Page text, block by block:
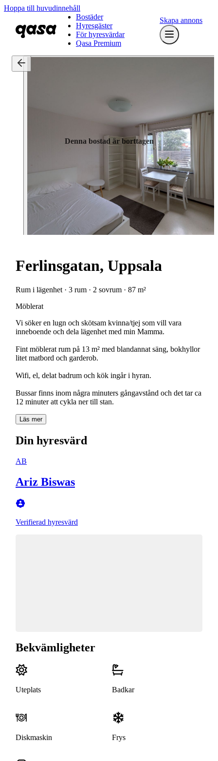
Hoppa till huvudinnehåll
Bostäder
Hyresgäster
För hyresvärdar
Qasa Premium
Skapa annons
Denna bostad är borttagen
Ferlinsgatan, Uppsala
Rum i lägenhet · 3 rum · 2 sovrum · 87 m²
Möblerat
Vi söker en lugn och skötsam kvinna/tjej som vill vara
inneboende och dela lägenhet med min Mamma.
Fint möblerat rum på 13 m² med blandannat säng, bokhyllor
litet matbord och garderob.
Wifi, el, delat badrum och kök ingår i hyran.
Bussar finns inom några minuters gångavstånd och det tar ca
12 minuter att cykla ner till stan.
Läs mer
Din hyresvärd
AB
Ariz Biswas
Verifierad hyresvärd
Bekvämligheter
Uteplats Badkar
Diskmaskin Frys